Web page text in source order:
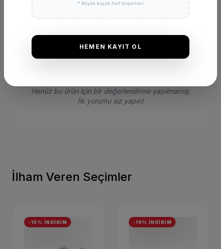
(0 Yorum)
Henüz bu ürün için bir değerlendirme yapılmamış.
İlk yorumu siz yapın!
İlham Veren Seçimler
-15% İNDİRİM -19% İNDİRİM
* Büyük küçük harf duyarlıdır
HEMEN KAYIT OL